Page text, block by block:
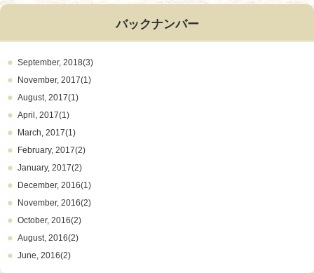
バックナンバー
September, 2018(3)
November, 2017(1)
August, 2017(1)
April, 2017(1)
March, 2017(1)
February, 2017(2)
January, 2017(2)
December, 2016(1)
November, 2016(2)
October, 2016(2)
August, 2016(2)
June, 2016(2)